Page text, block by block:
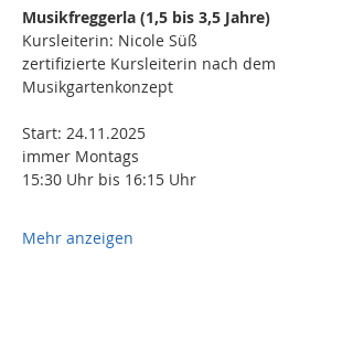
Musikfreggerla (1,5 bis 3,5 Jahre)
Kursleiterin: Nicole Süß
zertifizierte Kursleiterin nach dem
Musikgartenkonzept
Start: 24.11.2025
immer Montags
15:30 Uhr bis 16:15 Uhr
Mehr anzeigen